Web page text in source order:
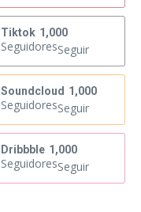
Tiktok 1,000
SeguidoresSeguir
Soundcloud 1,000
SeguidoresSeguir
Dribbble 1,000
SeguidoresSeguir